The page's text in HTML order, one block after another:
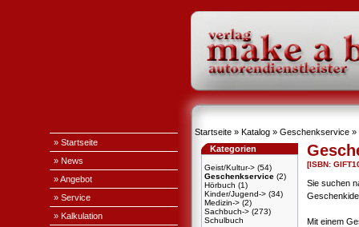
» Startseite
» News
» Angebot
» Service
» Kalkulation
Startseite » Katalog » Geschenkservice »
Kategorien
Geist/Kultur-> (54)
Geschenkservice (2)
Hörbuch (1)
Kinder/Jugend-> (34)
Medizin-> (2)
Sachbuch-> (273)
Schulbuch
[ISBN:
Sie suchen
Mit einem